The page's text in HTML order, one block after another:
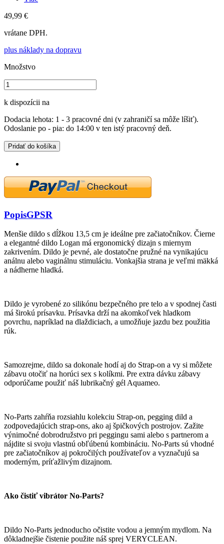
49,99 €
vrátane DPH.
plus náklady na dopravu
Množstvo
k dispozícii na
Dodacia lehota: 1 - 3 pracovné dni (v zahraničí sa môže líšiť).
Odoslanie po - pia: do 14:00 v ten istý pracovný deň.
Pridať do košíka
PopisGPSR
Menšie dildo s dĺžkou 13,5 cm je ideálne pre začiatočníkov. Čierne
a elegantné dildo Logan má ergonomický dizajn s miernym
zakrivením. Dildo je pevné, ale dostatočne pružné na vynikajúcu
análnu alebo vaginálnu stimuláciu. Vonkajšia strana je veľmi mäkká
a nádherne hladká.
Dildo je vyrobené zo silikónu bezpečného pre telo a v spodnej časti
má širokú prísavku. Prísavka drží na akomkoľvek hladkom
povrchu, napríklad na dlaždiciach, a umožňuje jazdu bez použitia
rúk.
Samozrejme, dildo sa dokonale hodí aj do Strap-on a vy si môžete
zábavu otočiť na horúci sex s kolíkmi. Pre extra dávku zábavy
odporúčame použiť náš lubrikačný gél Aquameo.
No-Parts zahŕňa rozsiahlu kolekciu Strap-on, pegging dild a
zodpovedajúcich strap-ons, ako aj špičkových postrojov. Zažite
výnimočné dobrodružstvo pri peggingu sami alebo s partnerom a
nájdite si svoju vlastnú obľúbenú kombináciu. No-Parts sú vhodné
pre začiatočníkov aj pokročilých používateľov a vyznačujú sa
moderným, príťažlivým dizajnom.
Ako čistiť vibrátor No-Parts?
Dildo No-Parts jednoducho očistite vodou a jemným mydlom. Na
dôkladnejšie čistenie použite náš sprej VERYCLEAN.